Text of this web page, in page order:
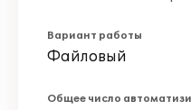
Вариант работы
Файловый
Общее число